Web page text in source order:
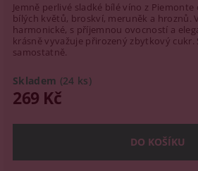
Jemně perlivé sladké bílé víno z
bílých květů, broskví, meruněk a hroznů.
harmonické, s příjemnou ovocností a
krásně vyvažuje přirozený zbytkový cukr.
samostatně.
Skladem (24 ks)
269 Kč